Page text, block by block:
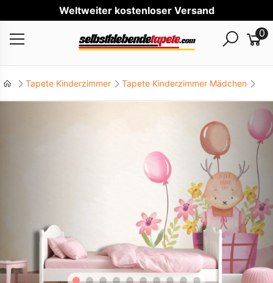
Welt
0
Tapete Kinderzimmer Tapete Kinderzimmer Mädchen